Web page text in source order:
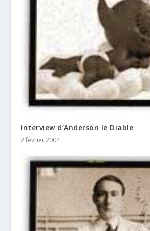
Interview d’Anderson le Diable
2 février 2004